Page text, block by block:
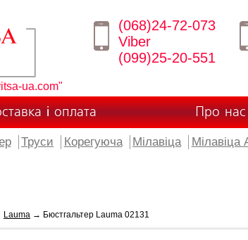
ua.com"
(068)24-72-073
Viber
(099)25-20-551
і оплата Про нас
Труси Корегуюча Мілавіца Мілавіца
Lauma → Бюстгальтер Lauma 02131